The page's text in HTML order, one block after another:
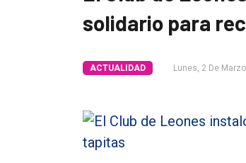
Tendencia
Entrevistas
solidario para
ACTUALIDAD Lunes, 2 De